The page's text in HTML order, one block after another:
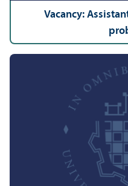
Vacancy: